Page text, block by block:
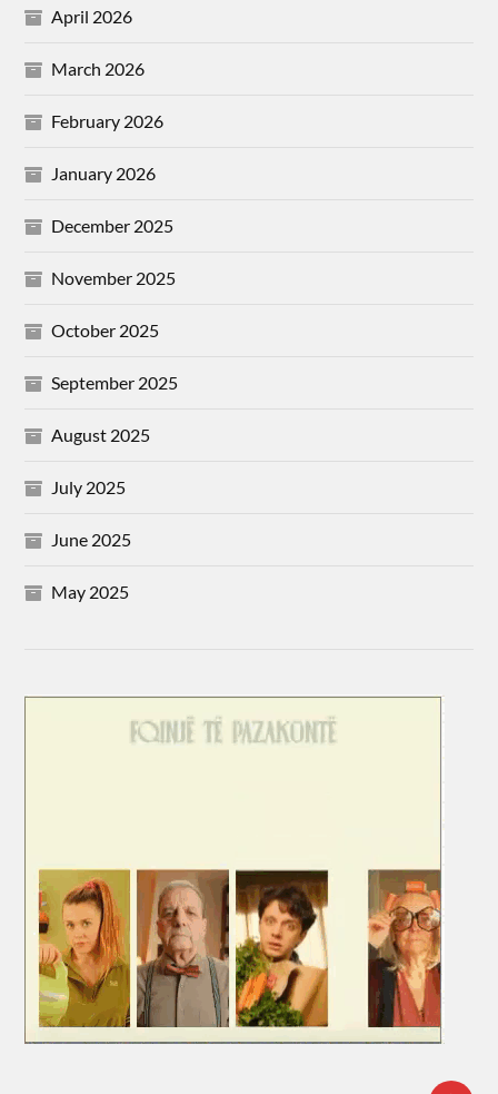
April 2026
March 2026
February 2026
January 2026
December 2025
November 2025
October 2025
September 2025
August 2025
July 2025
June 2025
May 2025